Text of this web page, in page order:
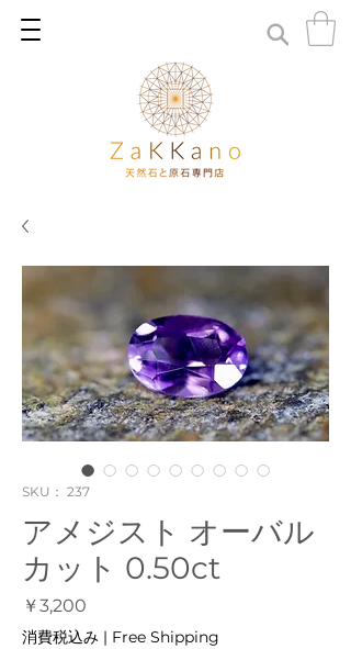
SKU： 237
アメジスト オーバル
カット 0.50ct
￥3,200
格
消費税込み | Free Shipping